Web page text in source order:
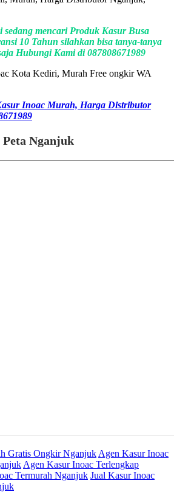
sedang mencari Produk Kasur Busa
10 Tahun silahkan bisa tanya-tanya
Hubungi Kami di 087808671989
Inoac Murah, Harga Distributor
Peta Nganjuk
Gratis Ongkir Nganjuk Agen Kasur Inoac
Agen Kasur Inoac Terlengkap
Termurah Nganjuk Jual Kasur Inoac